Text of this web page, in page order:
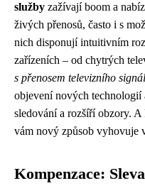
služby zažívají boom a
živých přenosů, často i s
nich disponují intuitivním
zařízeních – od chytrých
s přenosem televizního
objevení nových technologií
sledování a rozšíří obzory.
vám nový způsob vyhovuje
Kompenzace: